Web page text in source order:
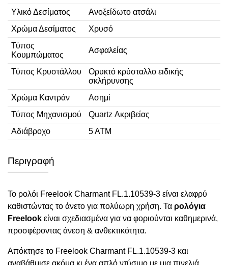
Υλικό Δεσίματος
Ανοξείδωτο ατσάλι
Χρώμα Δεσίματος
Χρυσό
Τύπος
Κουμπώματος
Ασφαλείας
Τύπος Κρυστάλλου
Ορυκτό κρύσταλλο ειδικής
σκλήρυνσης
Χρώμα Καντράν
Ασημί
Τύπος Μηχανισμού
Quartz Ακριβείας
Αδιάβροχο
5 ΑΤΜ
Περιγραφή
Το ρολόι Freelook Charmant FL.1.10539-3 είναι ελαφρύ
καθιστώντας το άνετο για πολύωρη χρήση. Τα ρολόγια
Freelook είναι σχεδιασμένα για να φοριούνται καθημερινά,
προσφέροντας άνεση & ανθεκτικότητα.
Απόκτησε το Freelook Charmant FL.1.10539-3 και
αναβάθμισε ακόμα κι ένα απλό ντύσιμο με μια πινελιά